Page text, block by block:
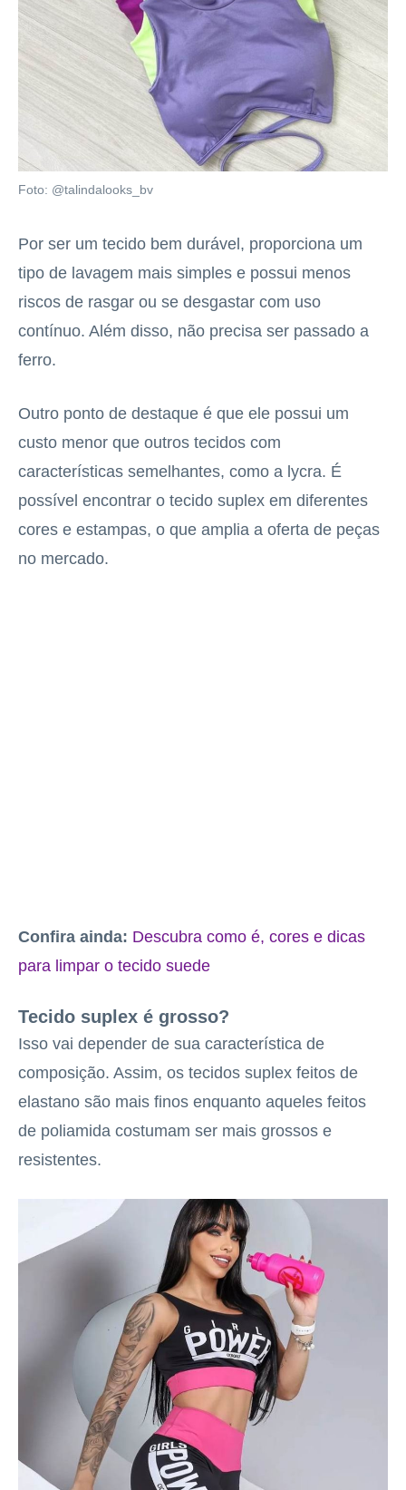
Foto: @talindalooks_bv
Por ser um tecido bem durável, proporciona um
tipo de lavagem mais simples e possui menos
riscos de rasgar ou se desgastar com uso
contínuo. Além disso, não precisa ser passado a
ferro.
Outro ponto de destaque é que ele possui um
custo menor que outros tecidos com
características semelhantes, como a lycra. É
possível encontrar o tecido suplex em diferentes
cores e estampas, o que amplia a oferta de peças
no mercado.
Confira ainda: Descubra como é, cores e dicas
para limpar o tecido suede
Tecido suplex é grosso?
Isso vai depender de sua característica de
composição. Assim, os tecidos suplex feitos de
elastano são mais finos enquanto aqueles feitos
de poliamida costumam ser mais grossos e
resistentes.